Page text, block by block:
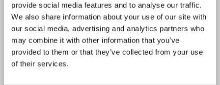
provide social media features and to analyse our traffic.
We also share information about your use of our site with
our social media, advertising and analytics partners who
may combine it with other information that you’ve
provided to them or that they’ve collected from your use
of their services.
N° du produit ABIN203531